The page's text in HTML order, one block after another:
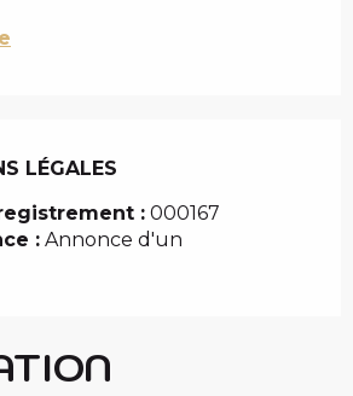
LÉGALES
LÉGALES
: 000167
: Annonce d'un